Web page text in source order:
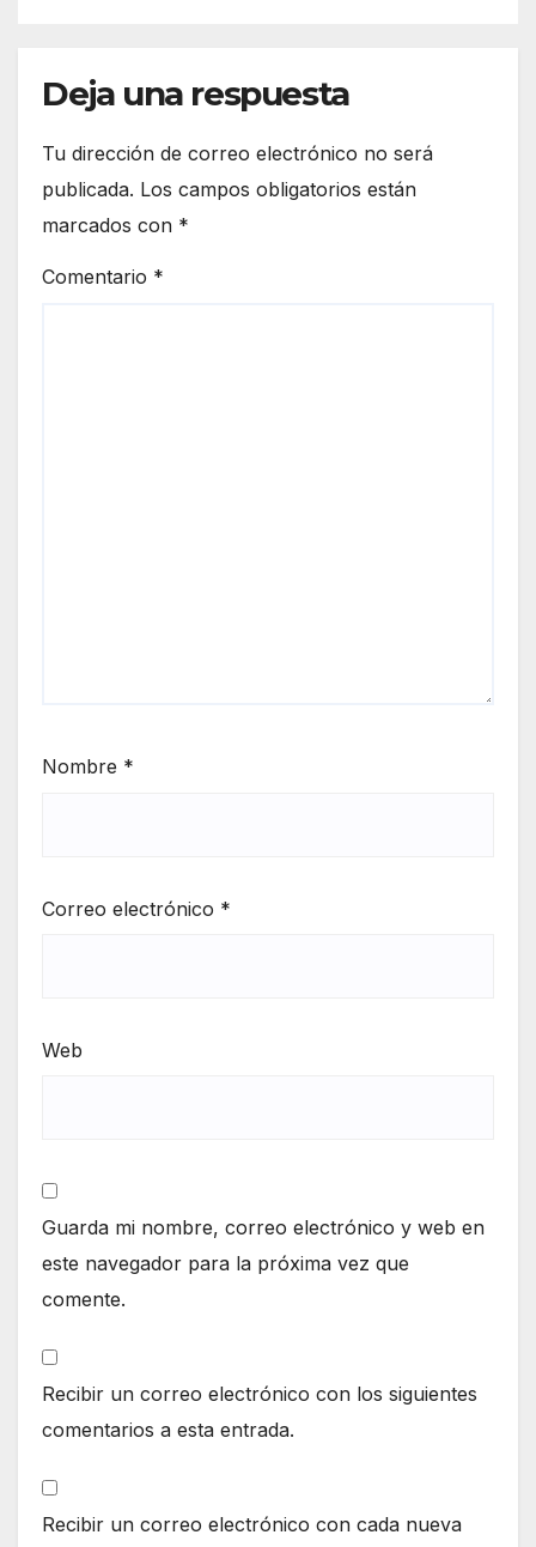
Deja una respuesta
Tu dirección de correo electrónico no será
publicada. Los campos obligatorios están
marcados con *
Comentario *
Nombre *
Correo electrónico *
Web
Guarda mi nombre, correo electrónico y web en
este navegador para la próxima vez que
comente.
Recibir un correo electrónico con los siguientes
comentarios a esta entrada.
Recibir un correo electrónico con cada nueva